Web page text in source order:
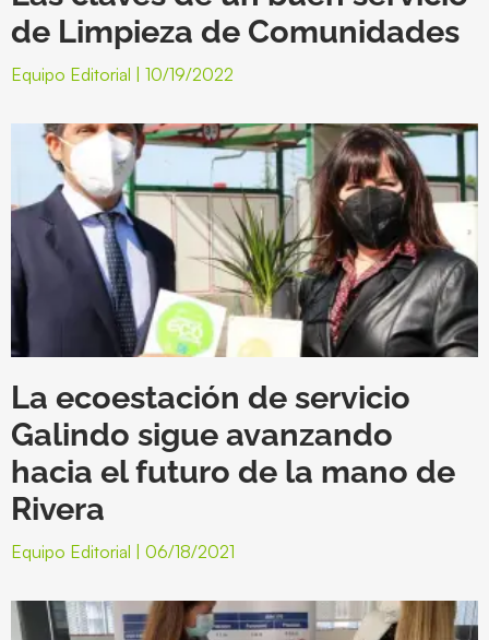
de Limpieza de Comunidades
Equipo Editorial 10/19/2022
La ecoestación de servicio
Galindo sigue avanzando
hacia el futuro de la mano de
Rivera
Equipo Editorial 06/18/2021